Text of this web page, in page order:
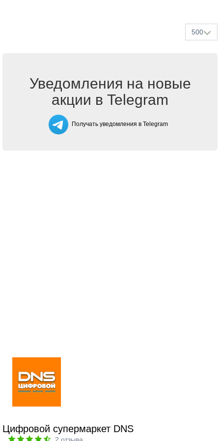
500
Уведомления на новые
акции в Telegram
Получать уведомления в Telegram
Цифровой супермаркет DNS